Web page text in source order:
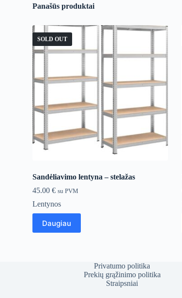
Panašūs produktai
SOLD OUT
Sandėliavimo lentyna – stelažas
45.00€ su PVM
Lentynos
Daugiau
Privatumo politika
Prekių grąžinimo politika
Straipsniai